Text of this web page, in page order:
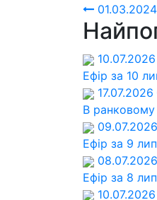
01.03.2024
10.07.2026
Ефір за 10
17.07.2026
В
09.07.2026
Ефір за 9
08.07.2026
Ефір за 8
10.07.2026